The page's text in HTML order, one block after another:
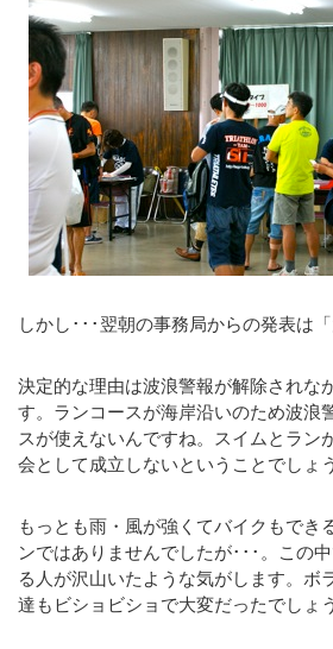
しかし･･･翌朝の事務局からの発表は「
決定的な理由は波浪警報が解除されな
す。ランコースが海岸沿いのため波浪
スが使えないんですね。スイムとラン
会として成立しないということでしょう
もっとも雨・風が強くてバイクもでき
ンではありませんでしたが･･･。この
る人が沢山いたような気がします。ボ
達もビショビショで大変だったでしょう